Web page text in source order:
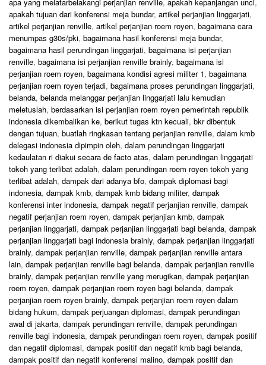
apakah tujuan dari konferensi meja bundar, artikel perjanjian linggarjati,
artikel perjanjian renville, artikel perjanjian roem royen, bagaimana cara
menumpas g30s/pki, bagaimana hasil konferensi meja bundar,
bagaimana hasil perundingan linggarjati, bagaimana isi perjanjian
renville, bagaimana isi perjanjian renville brainly, bagaimana isi
perjanjian roem royen, bagaimana kondisi agresi militer 1, bagaimana
perjanjian roem royen terjadi, bagaimana proses perundingan linggarjati,
belanda, belanda melanggar perjanjian linggarjati lalu kemudian
meletuslah, berdasarkan isi perjanjian roem royen pemerintah republik
indonesia dikembalikan ke, berikut tugas ktn kecuali, bkr dibentuk
dengan tujuan, buatlah ringkasan tentang perjanjian renville, dalam kmb
delegasi indonesia dipimpin oleh, dalam perundingan linggarjati
kedaulatan ri diakui secara de facto atas, dalam perundingan linggarjati
tokoh yang terlibat adalah, dalam perundingan roem royen tokoh yang
terlibat adalah, dampak dari adanya bfo, dampak diplomasi bagi
indonesia, dampak kmb, dampak kmb bidang militer, dampak
konferensi inter indonesia, dampak negatif perjanjian renville, dampak
negatif perjanjian roem royen, dampak perjanjian kmb, dampak
perjanjian linggarjati, dampak perjanjian linggarjati bagi belanda, dampak
perjanjian linggarjati bagi indonesia brainly, dampak perjanjian linggarjati
brainly, dampak perjanjian renville, dampak perjanjian renville antara
lain, dampak perjanjian renville bagi belanda, dampak perjanjian renville
brainly, dampak perjanjian renville yang merugikan, dampak perjanjian
roem royen, dampak perjanjian roem royen bagi belanda, dampak
perjanjian roem royen brainly, dampak perjanjian roem royen dalam
bidang hukum, dampak perjuangan diplomasi, dampak perundingan
awal di jakarta, dampak perundingan renville, dampak perundingan
renville bagi indonesia, dampak perundingan roem royen, dampak positif
dan negatif diplomasi, dampak positif dan negatif kmb bagi belanda,
dampak positif dan negatif konferensi malino, dampak positif dan